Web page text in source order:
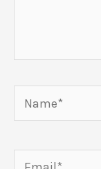
Name*
Email*